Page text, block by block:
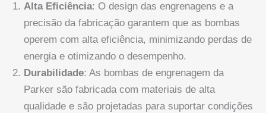
Alta Eficiência: O design das engrenagens e a
precisão da fabricação garantem que as bombas
operem com alta eficiência, minimizando perdas de
energia e otimizando o desempenho.
Durabilidade: As bombas de engrenagem da
Parker são fabricada com materiais de alta
qualidade e são projetadas para suportar condições